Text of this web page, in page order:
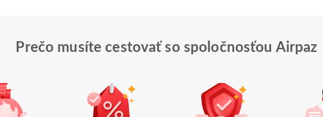
Prečo musíte cestovať so spoločnosťou Airpaz